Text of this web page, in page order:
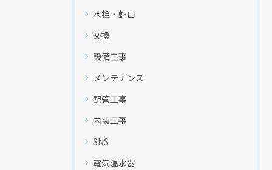
水栓・蛇口
交換
設備工事
メンテナンス
配管工事
内装工事
SNS
電気温水器
現在、新聞に入っている折込チラシです。
現在、新聞に入っている折込チラシです。